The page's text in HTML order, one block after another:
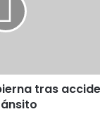
tras